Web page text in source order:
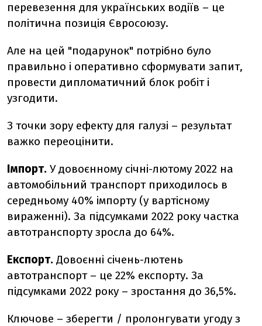
перевезення для українських водіїв – це
політична позиція Євросоюзу.
Але на цей "подарунок" потрібно було
правильно і оперативно сформувати запит,
провести дипломатичний блок робіт і
узгодити.
З точки зору ефекту для галузі – результат
важко переоцінити.
Імпорт. У довоєнному січні-лютому 2022 на
автомобільний транспорт приходилось в
середньому 40% імпорту (у вартісному
вираженні). За підсумками 2022 року частка
автотранспорту зросла до 64%.
Експорт. Довоєнні січень-лютень
автотранспорт – це 22% експорту. За
підсумками 2022 року – зростання до 36,5%.
Ключове – зберегти / пролонгувати угоду з